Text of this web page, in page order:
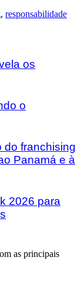
, responsabilidade
os
o
do franchising
Panamá e à
2026 para
as principais